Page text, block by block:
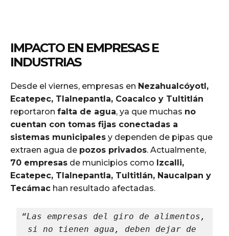
IMPACTO EN EMPRESAS E
INDUSTRIAS
Desde el viernes, empresas en Nezahualcóyotl,
Ecatepec, Tlalnepantla, Coacalco y Tultitlán
reportaron falta de agua, ya que muchas no
cuentan con tomas fijas conectadas a
sistemas municipales y dependen de pipas que
extraen agua de pozos privados. Actualmente,
70 empresas de municipios como Izcalli,
Ecatepec, Tlalnepantla, Tultitlán, Naucalpan y
Tecámac han resultado afectadas.
“Las empresas del giro de alimentos,
si no tienen agua, deben dejar de